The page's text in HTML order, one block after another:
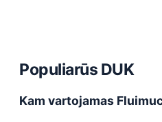
Populiarūs DUK
Kam vartojamas